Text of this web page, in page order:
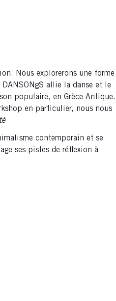
Nous explorerons une forme
allie la danse et le
populaire, en Grèce Antique.
en particulier, nous nous
contemporain et se
ses pistes de réflexion à